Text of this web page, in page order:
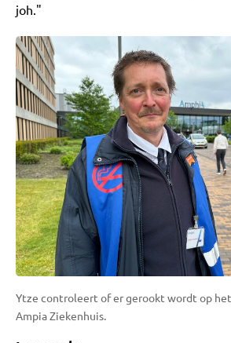
joh."
Ytze controleert of er gerookt wordt op
Ampia Ziekenhuis.